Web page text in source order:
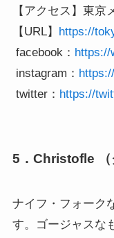
【アクセス】東
【URL】
https://
facebook： https://
instagram：
twitter： https://
5．Christofle （
ナイフ・フォーク
す。ゴージャスな